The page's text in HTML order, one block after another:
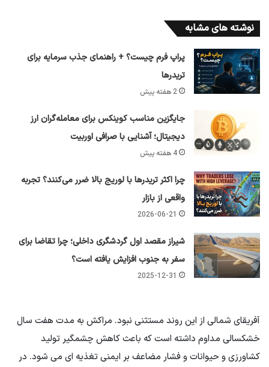
نوشته های مشابه
پراپ فرم چیست؟ + راهنمای جذب سرمایه برای
تریدرها
2 هفته پیش
جایگزین مناسب کوینکس برای معامله‌گران ارز
دیجیتال؛ آشنایی با صرافی اوربیت
4 هفته پیش
چرا اکثر تریدرها با لوریج بالا ضرر می‌کنند؟ تجربه
واقعی از بازار
2026-06-21
شیراز مقصد اول گردشگری داخلی؛ چرا تقاضا برای
سفر به جنوب افزایش یافته است؟
2025-12-31
آفریقای شمالی از این روند مستثنی نبود. مراکش به مدت هفت سال
خشکسالی مداوم داشته است که باعث کاهش چشمگیر تولید
کشاورزی و حیوانات و فشار مضاعف بر ایمنی تغذیه ای می شود. در